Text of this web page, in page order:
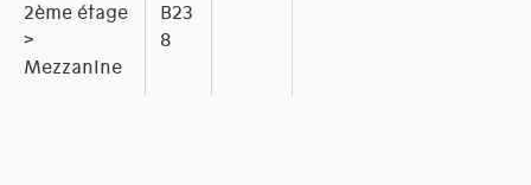
2ème étage
>
Mezzanine
B23
8